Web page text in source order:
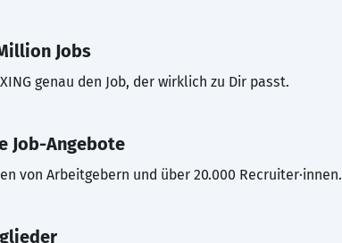
Jobs
genau den Job, der wirklich zu Dir passt.
Job-Angebote
von Arbeitgebern und über 20.000 Recruiter·innen.